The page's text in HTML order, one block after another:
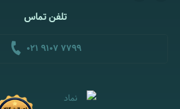
تلفن تماس
021 9107 7799